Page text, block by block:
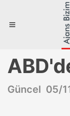
Güncel 05/